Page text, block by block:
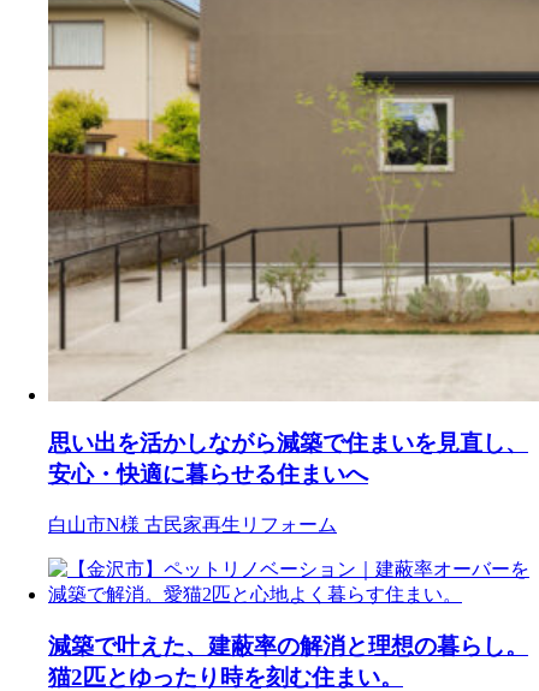
思い出を活かしながら減築で住まいを見直し、
安心・快適に暮らせる住まいへ
白山市N様 古民家再生リフォーム
減築で叶えた、建蔽率の解消と理想の暮らし。
猫2匹とゆったり時を刻む住まい。